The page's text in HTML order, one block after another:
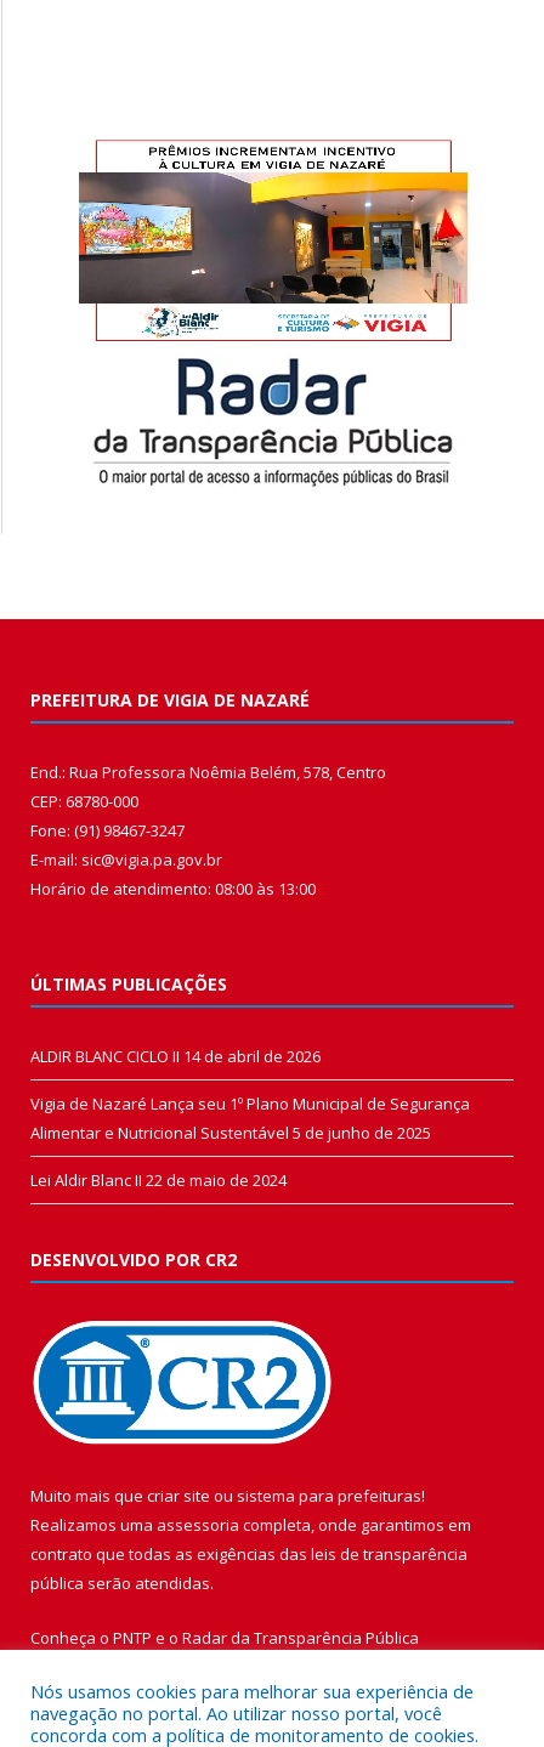
PREFEITURA DE VIGIA DE NAZARÉ
End.: Rua Professora Noêmia Belém, 578, Centro
CEP: 68780-000
Fone: (91) 98467-3247
E-mail: sic@vigia.pa.gov.br
Horário de atendimento: 08:00 às 13:00
ÚLTIMAS PUBLICAÇÕES
ALDIR BLANC CICLO II 14 de abril de 2026
Vigia de Nazaré Lança seu 1º Plano Municipal de Segurança
Alimentar e Nutricional Sustentável 5 de junho de 2025
Lei Aldir Blanc II 22 de maio de 2024
DESENVOLVIDO POR CR2
Muito mais que criar site ou sistema para prefeituras!
Realizamos uma assessoria completa, onde garantimos em
contrato que todas as exigências das leis de transparência
pública serão atendidas.
Conheça o PNTP e o Radar da Transparência Pública
Nós usamos cookies para melhorar sua experiência de
navegação no portal. Ao utilizar nosso portal, você
concorda com a política de monitoramento de cookies.